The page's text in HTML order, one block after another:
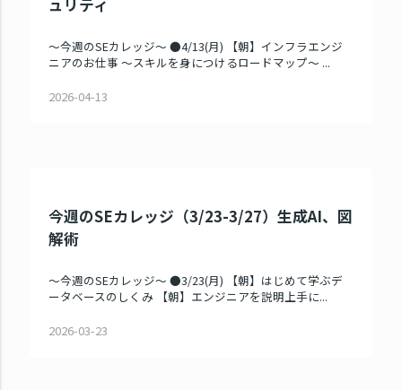
～今週のSEカレッジ～ ●4/13(月) 【朝】インフラエンジ
ニアのお仕事 ～スキルを身につけるロードマップ～ ...
2026-04-13
今週のSEカレッジ（3/23-3/27）生成AI、図
解術
～今週のSEカレッジ～ ●3/23(月) 【朝】はじめて学ぶデ
ータベースのしくみ 【朝】エンジニアを説明上手に...
2026-03-23